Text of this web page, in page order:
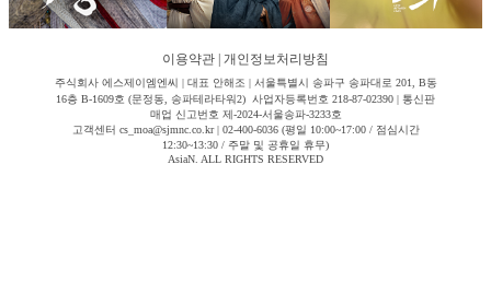
이용약관 개인정보처리방침
주식회사 에스제이엠엔씨 | 대표 안해조 | 서울특별시 송파구 송파대로 201, B동
16층 B-1609호 (문정동, 송파테라타워2) 사업자등록번호 218-87-02390 | 통신판
매업 신고번호 제-2024-서울송파-3233호
고객센터 cs_moa@sjmnc.co.kr | 02-400-6036 (평일 10:00~17:00 / 점심시간
12:30~13:30 / 주말 및 공휴일 휴무)
AsiaN. ALL RIGHTS RESERVED